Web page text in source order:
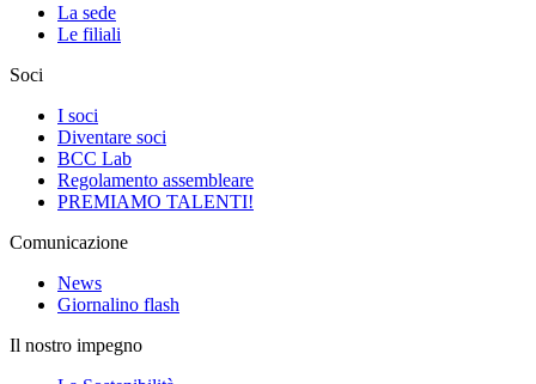
La sede
Le filiali
Soci
I soci
Diventare soci
BCC Lab
Regolamento assembleare
PREMIAMO TALENTI!
Comunicazione
News
Giornalino flash
Il nostro impegno